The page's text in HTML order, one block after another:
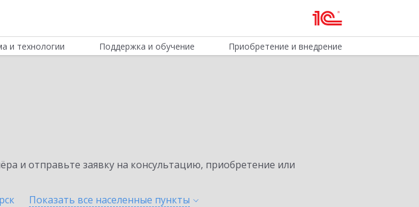
и технологии Поддержка и обучение Приобретение и внедрение
и отправьте заявку на консультацию, приобретение или
Показать все населенные пункты